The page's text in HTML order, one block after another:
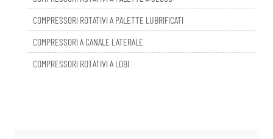
COMPRESSORI ROTATIVI A PALETTE LUBRIFICATI
COMPRESSORI A CANALE LATERALE
COMPRESSORI ROTATIVI A LOBI